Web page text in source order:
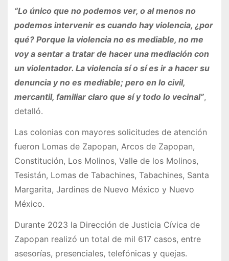
“Lo único que no podemos ver, o al menos no
podemos intervenir es cuando hay violencia, ¿por
qué? Porque la violencia no es mediable, no me
voy a sentar a tratar de hacer una mediación con
un violentador. La violencia sí o sí es ir a hacer su
denuncia y no es mediable; pero en lo civil,
mercantil, familiar claro que sí y todo lo vecinal”,
detalló.
Las colonias con mayores solicitudes de atención
fueron Lomas de Zapopan, Arcos de Zapopan,
Constitución, Los Molinos, Valle de los Molinos,
Tesistán, Lomas de Tabachines, Tabachines, Santa
Margarita, Jardines de Nuevo México y Nuevo
México.
Durante 2023 la Dirección de Justicia Cívica de
Zapopan realizó un total de mil 617 casos, entre
asesorías, presenciales, telefónicas y quejas.